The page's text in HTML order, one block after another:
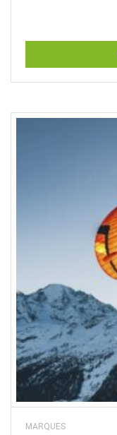
page
du
produit
MARQUES